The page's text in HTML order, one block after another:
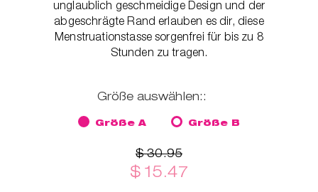
unglaublich geschmeidige Design und der
abgeschrägte Rand erlauben es dir, diese
Menstruationstasse sorgenfrei für bis zu 8
Stunden zu tragen.
Größe auswählen::
Größe A Größe B
$ 30.95
$ 15.47